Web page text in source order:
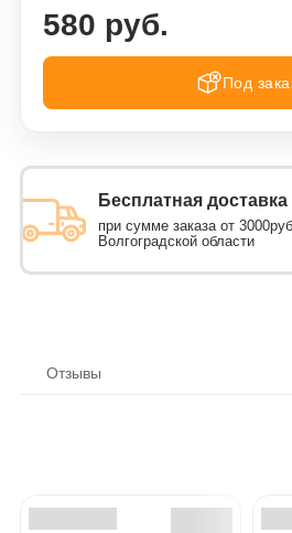
580 руб.
Под
Бесплатная доставка
при сумме заказа от
Волгоградской области
Отзывы